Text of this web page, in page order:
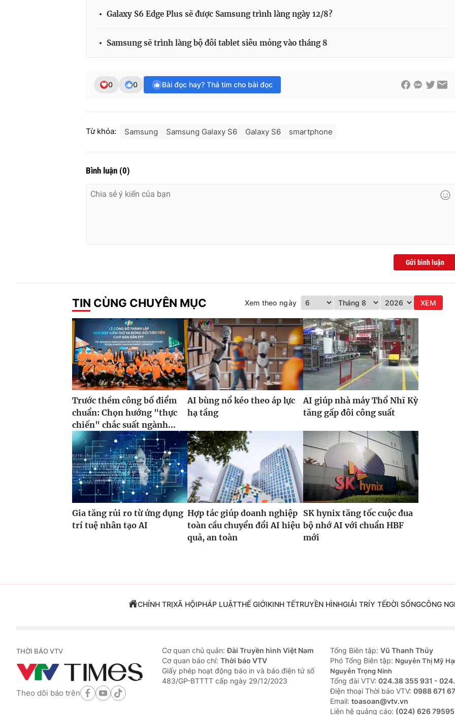
Galaxy S6 Edge Plus sẽ được Samsung trình làng ngày 12/8?
Samsung sẽ trình làng bộ đôi tablet siêu mỏng vào tháng 8
0 0 Bài đọc hay? Thả tim cho bài đọc
Từ khóa: Samsung Samsung Galaxy S6 Galaxy S6 smartphone
Bình luận (0)
Gửi bình luận
TIN CÙNG CHUYÊN MỤC Xem theo ngày XEM
Trước thềm công bố điểm
chuẩn: Chọn hướng "thực
chiến" chắc suất ngành...
AI bùng nổ kéo theo áp lực
hạ tầng
AI giúp nhà máy Thổ Nhĩ Kỳ
tăng gấp đôi công suất
Gia tăng rủi ro từ ứng dụng
trí tuệ nhân tạo AI
Hợp tác giúp doanh nghiệp
toàn cầu chuyển đổi AI hiệu
quả, an toàn
SK hynix tăng tốc cuộc đua
bộ nhớ AI với chuẩn HBF
mới
CHÍNH TRỊXÃ HỘIPHÁP LUẬTTHẾ GIỚIKINH TẾTRUYỀN HÌNHGIẢI TRÍY TẾĐỜI SỐNGCÔNG
THỜI BÁO VTV
Theo dõi báo trên
Cơ quan chủ quản:Đài Truyền hình Việt Nam
Cơ quan báo chí: Thời báo VTV
Giấy phép hoạt động báo in và báo điện tử số
483/GP-BTTTT cấp ngày 29/12/2023
Tổng Biên tập: Vũ Thanh Thủy
Phó Tổng Biên tập: Nguyễn Thị Mỹ
Nguyễn Trọng Ninh
Tổng đài VTV: 024.38 355 931 -
Ðiện thoại Thời báo VTV: 0988 671
Email: toasoan@vtv.vn
Liên hệ quảng cáo: (024) 626 79595